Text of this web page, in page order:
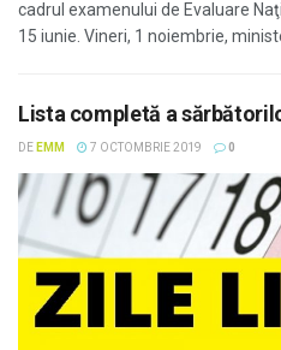
cadrul examenului de Evaluare
15 iunie. Vineri, 1 noiembrie,
Lista completă a
DE EMM 7 OCTOMBRIE 2019 0